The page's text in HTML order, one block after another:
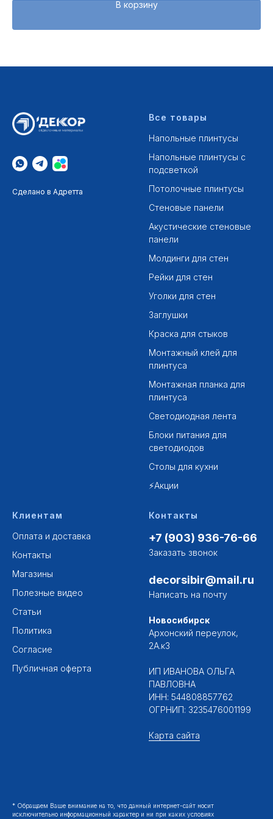
В корзину
Сделано в Адретта
Все товары
Напольные плинтусы
Напольные плинтусы с
подсветкой
Потолочные плинтусы
Стеновые панели
Акустические стеновые
панели
Молдинги для стен
Рейки для стен
Уголки для стен
Заглушки
Краска для стыков
Монтажный клей для
плинтуса
Монтажная планка для
плинтуса
Светодиодная лента
Блоки питания для
светодиодов
Столы для кухни
⚡Акции
Клиентам
Оплата и доставка
Контакты
Магазины
Полезные видео
Статьи
Политика
Согласие
Публичная оферта
Контакты
+7 (903) 936-76-66
Заказать звонок
decorsibir@mail.ru
Написать на почту
Новосибирск
Архонский переулок,
2А.к3
ИП ИВАНОВА ОЛЬГА
ПАВЛОВНА
ИНН: 544808857762
ОГРНИП: 3235476001199
Карта сайта
* Обращаем Ваше внимание на то, что данный интернет-сайт носит
исключительно информационный характер и ни при каких условиях